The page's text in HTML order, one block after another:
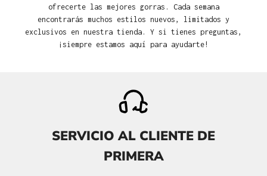
ofrecerte las mejores gorras. Cada semana
encontrarás muchos estilos nuevos, limitados y
exclusivos en nuestra tienda. Y si tienes preguntas,
¡siempre estamos aquí para ayudarte!
SERVICIO AL CLIENTE DE
PRIMERA